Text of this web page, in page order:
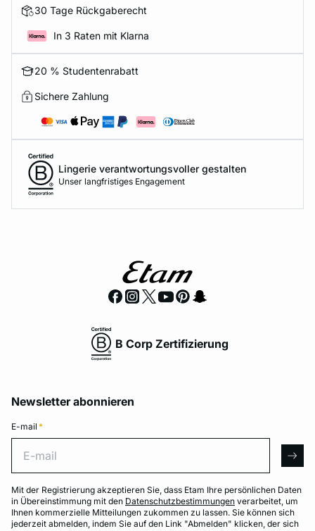
30 Tage Rückgaberecht
In 3 Raten mit Klarna
20 % Studentenrabatt
Sichere Zahlung
Lingerie verantwortungsvoller gestalten
Unser langfristiges Engagement
B Corp Zertifizierung
Newsletter abonnieren
E-mail *
Mit der Registrierung akzeptieren Sie, dass Etam Ihre persönlichen Daten
in Übereinstimmung mit den Datenschutzbestimmungen verarbeitet, um
Ihnen kommerzielle Mitteilungen zukommen zu lassen. Sie können sich
jederzeit abmelden, indem Sie auf den Link "Abmelden" klicken, der sich